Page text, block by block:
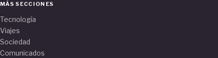
MÁS SECCIONES
Tecnología
Viajes
Sociedad
Comunicados